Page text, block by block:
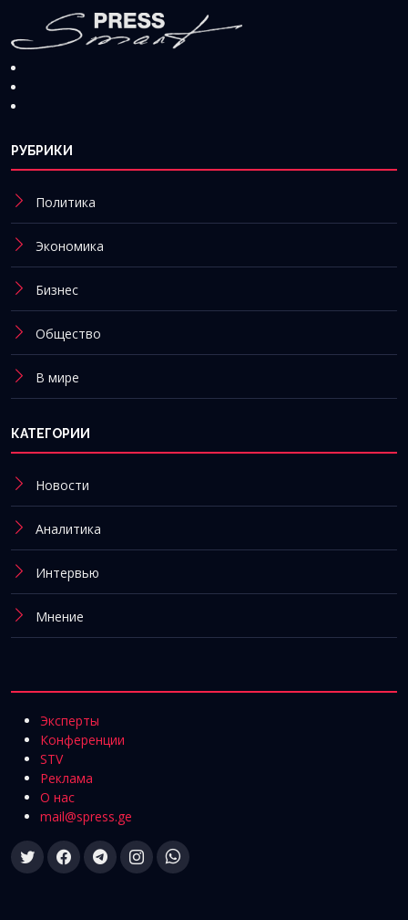
РУБРИКИ
Политика
Экономика
Бизнес
Общество
В мире
КАТЕГОРИИ
Новости
Аналитика
Интервью
Мнение
Эксперты
Конференции
STV
Реклама
О нас
mail@spress.ge